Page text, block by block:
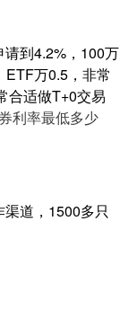
到4.2%，100万
万0.5，非常
合适做T+0交易
利率最低多少
道，1500多只